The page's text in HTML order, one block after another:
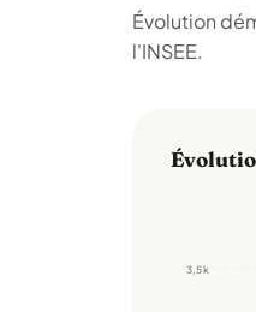
Évolution
l'INSEE.
3,5 k